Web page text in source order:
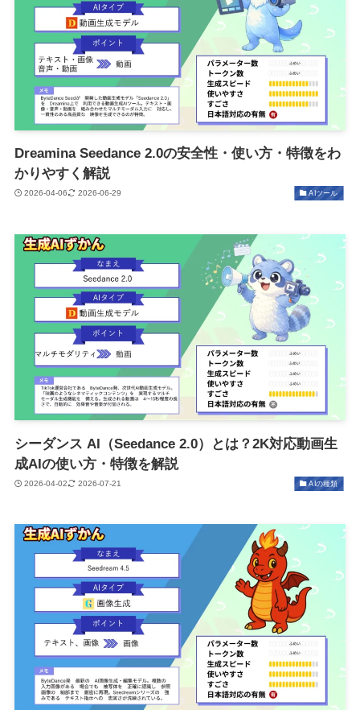
Dreamina Seedance 2.0の安全性・使い方・特徴をわ
かりやすく解説
2026-04-06 2026-06-29 AIツール
シーダンス AI（Seedance 2.0）とは？2K対応動画生
成AIの使い方・特徴を解説
2026-04-02 2026-07-21 AIの種類